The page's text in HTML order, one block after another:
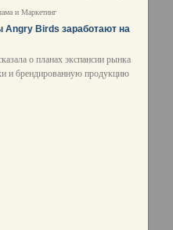
и Маркетинг
Angry Birds заработают на
о планах экспансии рынка
и брендированную продукцию